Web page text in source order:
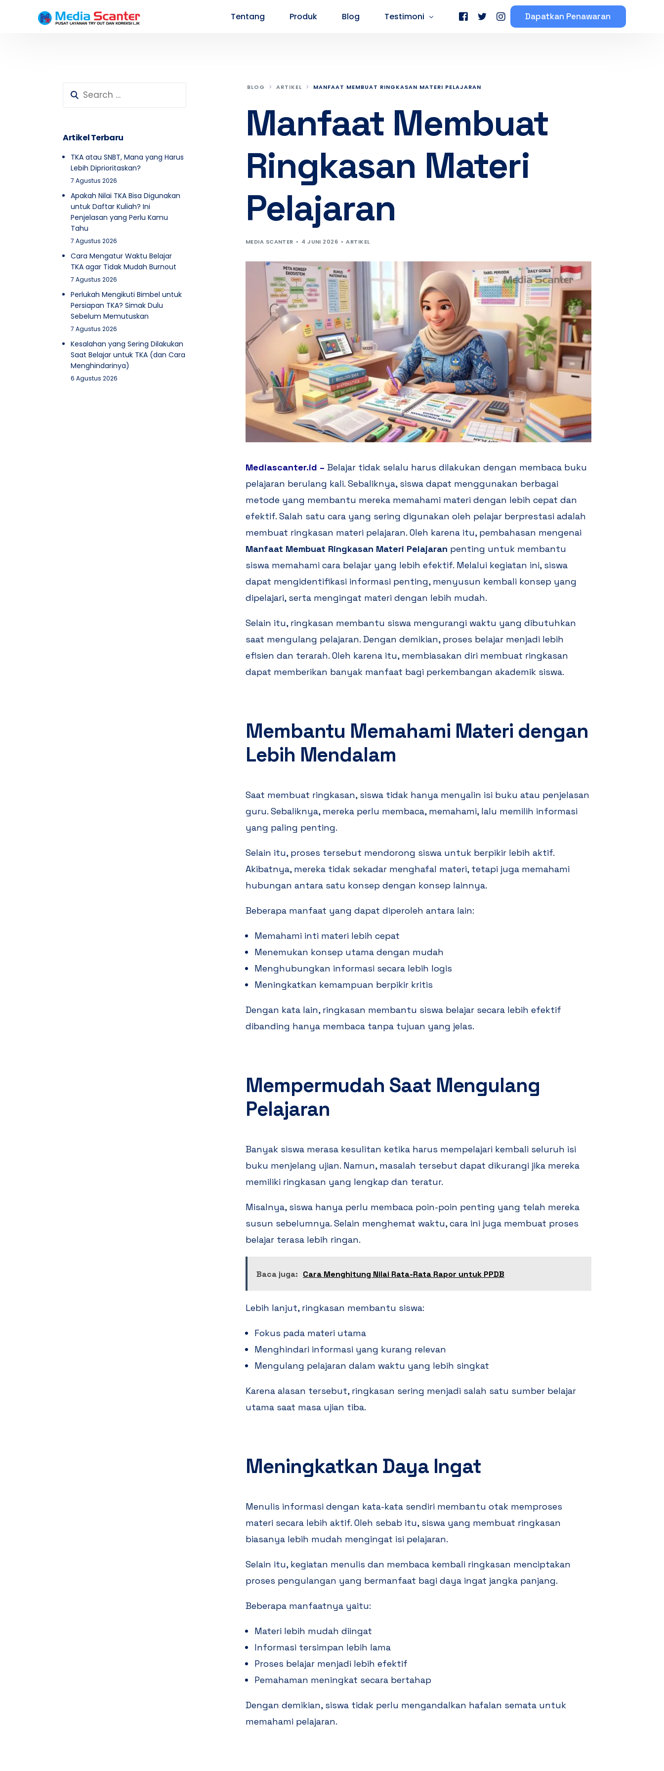
Tentang Produk Blog Testimoni Dapatkan Penawaran
BLOG ARTIKEL MANFAAT MEMBUAT RINGKASAN MATERI PELAJARAN
Manfaat Membuat
Ringkasan Materi
Pelajaran
MEDIA SCANTER 4 JUNI 2026 ARTIKEL
Mediascanter.id – Belajar tidak selalu harus dilakukan dengan membaca buku
pelajaran berulang kali. Sebaliknya, siswa dapat menggunakan berbagai
metode yang membantu mereka memahami materi dengan lebih cepat dan
efektif. Salah satu cara yang sering digunakan oleh pelajar berprestasi adalah
membuat ringkasan materi pelajaran. Oleh karena itu, pembahasan mengenai
Manfaat Membuat Ringkasan Materi Pelajaran penting untuk membantu
siswa memahami cara belajar yang lebih efektif. Melalui kegiatan ini, siswa
dapat mengidentifikasi informasi penting, menyusun kembali konsep yang
dipelajari, serta mengingat materi dengan lebih mudah.
Selain itu, ringkasan membantu siswa mengurangi waktu yang dibutuhkan
saat mengulang pelajaran. Dengan demikian, proses belajar menjadi lebih
efisien dan terarah. Oleh karena itu, membiasakan diri membuat ringkasan
dapat memberikan banyak manfaat bagi perkembangan akademik siswa.
Membantu Memahami Materi dengan
Lebih Mendalam
Saat membuat ringkasan, siswa tidak hanya menyalin isi buku atau penjelasan
guru. Sebaliknya, mereka perlu membaca, memahami, lalu memilih informasi
yang paling penting.
Selain itu, proses tersebut mendorong siswa untuk berpikir lebih aktif.
Akibatnya, mereka tidak sekadar menghafal materi, tetapi juga memahami
hubungan antara satu konsep dengan konsep lainnya.
Beberapa manfaat yang dapat diperoleh antara lain:
Memahami inti materi lebih cepat
Menemukan konsep utama dengan mudah
Menghubungkan informasi secara lebih logis
Meningkatkan kemampuan berpikir kritis
Dengan kata lain, ringkasan membantu siswa belajar secara lebih efektif
dibanding hanya membaca tanpa tujuan yang jelas.
Mempermudah Saat Mengulang
Pelajaran
Banyak siswa merasa kesulitan ketika harus mempelajari kembali seluruh isi
buku menjelang ujian. Namun, masalah tersebut dapat dikurangi jika mereka
memiliki ringkasan yang lengkap dan teratur.
Misalnya, siswa hanya perlu membaca poin-poin penting yang telah mereka
susun sebelumnya. Selain menghemat waktu, cara ini juga membuat proses
belajar terasa lebih ringan.
Baca juga: Cara Menghitung Nilai Rata-Rata Rapor untuk PPDB
Lebih lanjut, ringkasan membantu siswa:
Fokus pada materi utama
Menghindari informasi yang kurang relevan
Mengulang pelajaran dalam waktu yang lebih singkat
Karena alasan tersebut, ringkasan sering menjadi salah satu sumber belajar
utama saat masa ujian tiba.
Meningkatkan Daya Ingat
Menulis informasi dengan kata-kata sendiri membantu otak memproses
materi secara lebih aktif. Oleh sebab itu, siswa yang membuat ringkasan
biasanya lebih mudah mengingat isi pelajaran.
Selain itu, kegiatan menulis dan membaca kembali ringkasan menciptakan
proses pengulangan yang bermanfaat bagi daya ingat jangka panjang.
Beberapa manfaatnya yaitu:
Materi lebih mudah diingat
Informasi tersimpan lebih lama
Proses belajar menjadi lebih efektif
Pemahaman meningkat secara bertahap
Dengan demikian, siswa tidak perlu mengandalkan hafalan semata untuk
memahami pelajaran.
Artikel Terbaru
TKA atau SNBT, Mana yang Harus
Lebih Diprioritaskan?
7 Agustus 2026
Apakah Nilai TKA Bisa Digunakan
untuk Daftar Kuliah? Ini
Penjelasan yang Perlu Kamu
Tahu
7 Agustus 2026
Cara Mengatur Waktu Belajar
TKA agar Tidak Mudah Burnout
7 Agustus 2026
Perlukah Mengikuti Bimbel untuk
Persiapan TKA? Simak Dulu
Sebelum Memutuskan
7 Agustus 2026
Kesalahan yang Sering Dilakukan
Saat Belajar untuk TKA (dan Cara
Menghindarinya)
6 Agustus 2026